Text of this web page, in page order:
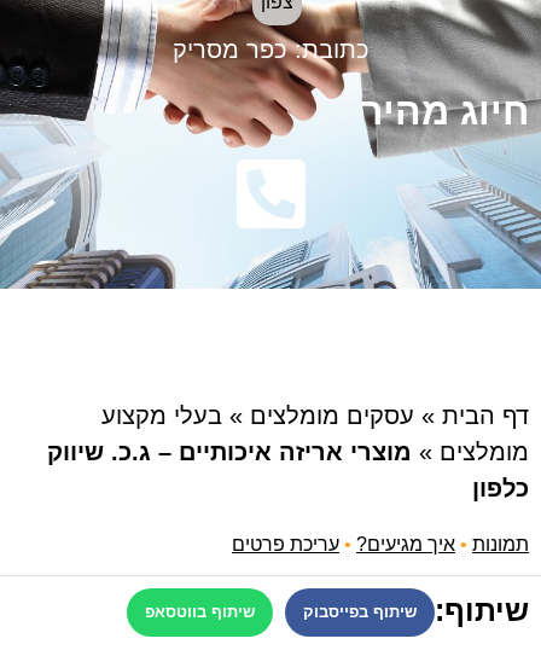
כתובת:כפר מסריק
חיוג מהיר
דף הבית » עסקים מומלצים » בעלי מקצוע
מומלצים » מוצרי אריזה איכותיים – ג.כ. שיווק
כלפון
תמונות • איך מגיעים? • עריכת פרטים
שיתוף: שיתוף בפייסבוק שיתוף בווטסאפ